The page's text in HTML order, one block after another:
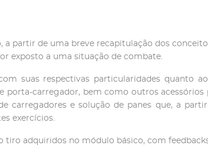
a partir de uma breve recapitulação dos
exposto a uma situação de combate.
suas respectivas particularidades quanto
porta-carregador, bem como outros
carregadores e solução de panes que, a
exercícios.
tiro adquiridos no módulo básico, com